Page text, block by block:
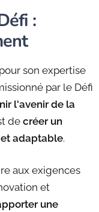
:
son expertise
par le Défi
l'avenir de la
de créer un
adaptable.
aux exigences
et
une